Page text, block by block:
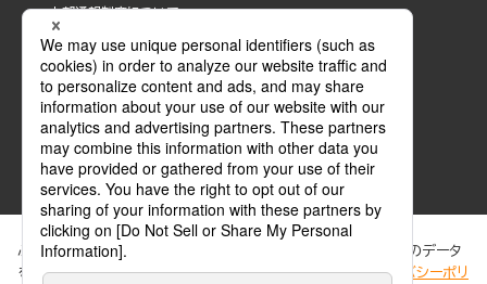
内部通報制度について
ぶんか社が運営するサイトでは、利便性向上のためにCookie等のデータ
を使用しています。 当社のCookieについての詳細は、「プライバシーポリ